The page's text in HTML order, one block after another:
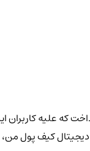
که علیه
کیف پول